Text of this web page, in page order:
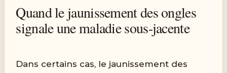
Quand le jaunissement des ongles
signale une maladie sous-jacente
Dans certains cas, le jaunissement des